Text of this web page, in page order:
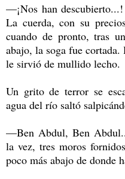
—¡Nos han
La cuerda, con su
cuando de pronto, tras
abajo, la soga fue
le sirvió de mullido lecho.
Un grito de terror se
agua del río saltó
—Ben Abdul, Ben
la vez, tres moros
poco más abajo de donde